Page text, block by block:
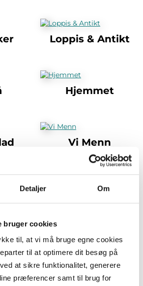
Detaljer Om
bruger cookies
til, at vi må bruge egne cookies
til at optimere dit besøg på
at sikre funktionalitet, generere
præferencer samt til brug for
Loppis & Antikt
Hjemmet
Vi Menn
Bonytt
Donald Duck & Co